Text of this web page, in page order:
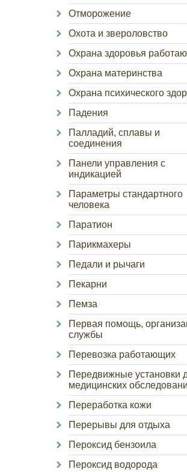
Отморожение
Охота и звероловство
Охрана здоровья
Охрана материнства
Охрана психического
Падения
Палладий, сплавы и
соединения
Панели управления с
индикацией
Параметры стандартного
человека
Паратион
Парикмахеры
Педали и рычаги
Пекарни
Пемза
Первая помощь,
службы
Перевозка работающих
Передвижные установки
медицинских
Переработка кожи
Перерывы для отдыха
Пероксид бензоила
Пероксид водорода